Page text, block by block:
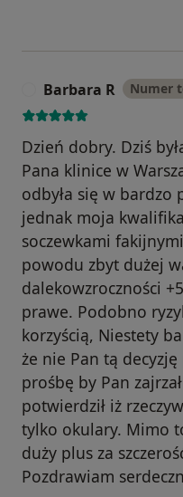
Barbara R Numer
Dzień dobry. Dziś
Pana klinice w
odbyła się w bardzo
jednak moja
soczewkami
powodu zbyt dużej
dalekowzroczności
prawe. Podobno
korzyścią, Niestety
że nie Pan tą
prośbę by Pan
potwierdził iż
tylko okulary. Mimo
duży plus za
Pozdrawiam